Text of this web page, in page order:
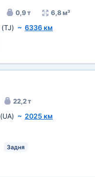
0,9 т 6,8 м³
(TJ) ~ 6336 км
22,2 т
(UA) ~ 2025 км
Задня